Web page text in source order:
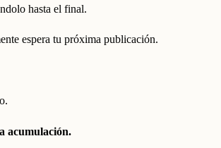
hasta el final.
espera tu próxima publicación.
acumulación.